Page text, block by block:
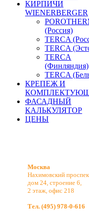
КИРПИЧИ
WIENERBERGER
(Россия)
TERCA
TERCA
TERCA
(Финляндия)
TERCA
КРЕПЕЖ И
ФАСАДНЫЙ
КАЛЬКУЛЯТОР
ЦЕНЫ
Москва
Нахимовский
дом 24, строение 6,
2 этаж, офис 218
Тел. (495) 978-0-616